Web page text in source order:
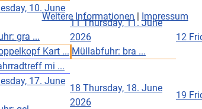
10. June
gra ...
Kart ...
mi ...
11 Thursday, 11. June
2026
Müllabfuhr: bra ...
12
17. June
18 Thursday, 18. June
2026
19
Weitere Informationen | Impressum